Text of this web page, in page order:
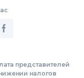
представителей
налогов